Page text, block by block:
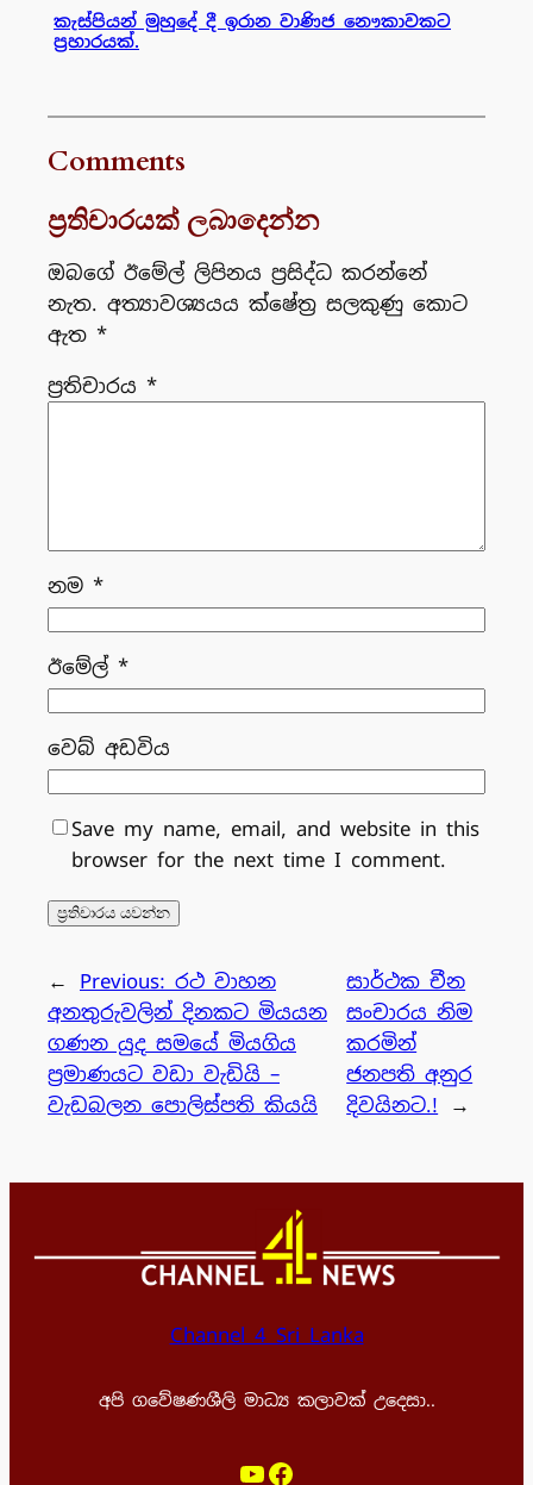
කැස්පියන් මුහුදේ දී ඉරාන වාණිජ නෞකාවකට
ප්‍රහාරයක්.
Comments
ප්‍රතිචාරයක් ලබාදෙන්න
ඔබගේ ඊමේල් ලිපිනය ප්‍රසිද්ධ කරන්නේ
නැත. අත්‍යාවශ්‍යයය ක්ෂේත්‍ර සලකුණු කොට
ඇත *
ප්‍රතිචාරය *
නම *
ඊමේල් *
වෙබ් අඩවිය
Save my name, email, and website in this
browser for the next time I comment.
← Previous: රථ වාහන
අනතුරුවලින් දිනකට මියයන
ගණන යුද සමයේ මියගිය
ප්‍රමාණයට වඩා වැඩියි –
වැඩබලන පොලිස්පති කියයි
සාර්ථක චීන
සංචාරය නිම
කරමින්
ජනපති අනුර
දිවයිනට.!
→
Channel 4 Sri Lanka
අපි ගවේෂණශීලි මාධ්‍ය කලාවක් උදෙසා..
YouTube Facebook